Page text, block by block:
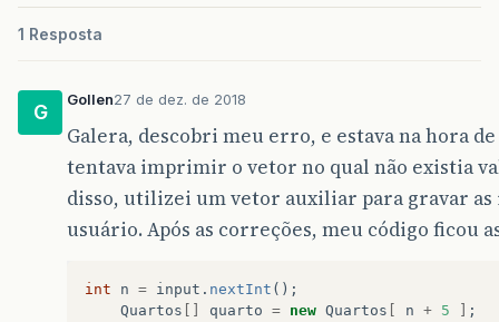
1 Resposta
G
Gollen27 de dez. de 2018
Galera, descobri meu erro, e estava na hora
tentava imprimir o vetor no qual não existia
disso, utilizei um vetor auxiliar para gravar
usuário. Após as correções, meu código ficou
int n = input . nextInt ();
Quartos
quarto = new Quartos n + 5
;